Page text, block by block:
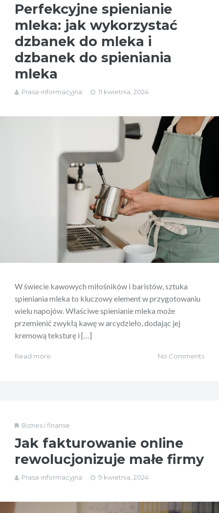
Perfekcyjne spienianie
mleka: jak wykorzystać
dzbanek do mleka i
dzbanek do spieniania
mleka
Prasa-informacyjna 11 kwietnia, 2024
W świecie kawowych miłośników i baristów, sztuka
spieniania mleka to kluczowy element w przygotowaniu
wielu napojów. Właściwe spienianie mleka może
przemienić zwykłą kawę w arcydzieło, dodając jej
kremową teksturę i […]
Read more No Comments
Biznes i finanse
Jak fakturowanie online
rewolucjonizuje małe firmy
Prasa-informacyjna 9 kwietnia, 2024